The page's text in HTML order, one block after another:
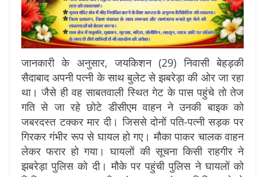
जानकारी के अनुसार, जयकिशन (29) निवासी बेहड़की
सैदाबाद अपनी पत्नी के साथ बुलेट से झबरेड़ा की ओर जा रहा
था। जैसे ही वह साबतवाली स्थित गेट के पास पहुंचे तो तेज
गति से जा रहे छोटे डीसीएम वाहन ने उनकी बाइक को
जबरदस्त टक्कर मार दी। जिससे दोनों पति-पत्नी सड़क पर
गिरकर गंभीर रूप से घायल हो गए। मौका पाकर चालक वाहन
लेकर फरार हो गया। घायलों की सूचना किसी राहगीर ने
झबरेड़ा पुलिस को दी। मौके पर पहुंची पुलिस ने घायलों को